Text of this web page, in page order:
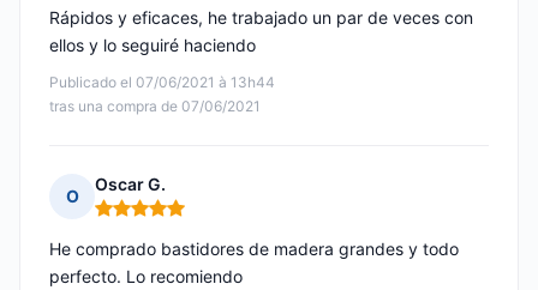
Publicado el 07/06/2021 à 13h44
tras una compra de 07/06/2021
Rápidos y eficaces, he trabajado un par de veces con
ellos y lo seguiré haciendo
O
Oscar G.
Nota: 5 de 5
He comprado bastidores de madera grandes y todo
perfecto. Lo recomiendo